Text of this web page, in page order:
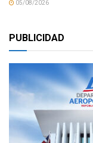
05/08/2026
PUBLICIDAD